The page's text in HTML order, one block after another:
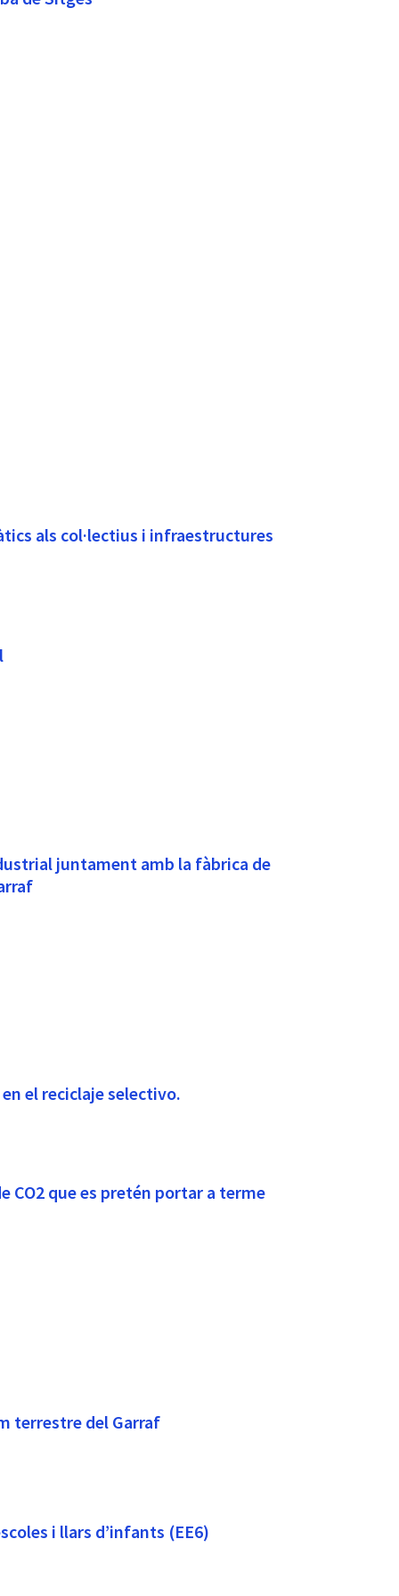
als col·lectius i infraestructures
juntament amb la fàbrica de
el reciclaje selectivo.
CO2 que es pretén portar a terme
terrestre del Garraf
i llars d’infants (EE6)